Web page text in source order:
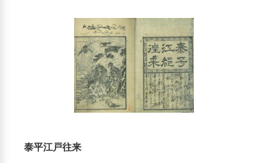
泰平江戸往来